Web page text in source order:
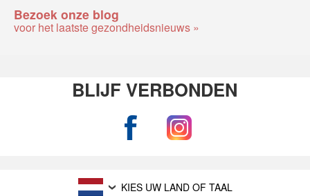
Bezoek onze blog
voor het laatste gezondheidsnieuws »
BLIJF VERBONDEN
KIES UW LAND OF TAAL